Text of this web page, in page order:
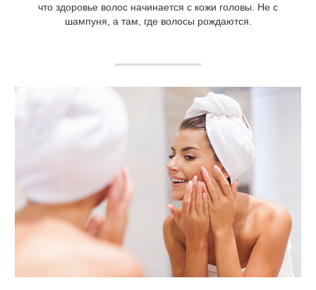
что здоровье волос начинается с кожи головы. Не с
шампуня, а там, где волосы рождаются.